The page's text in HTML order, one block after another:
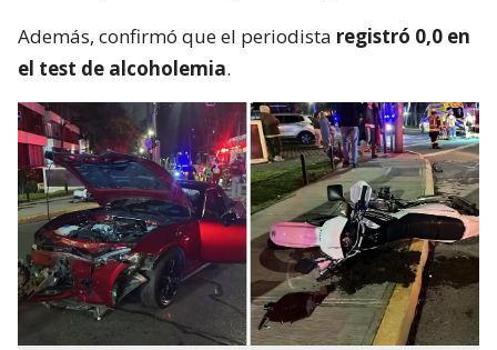
Además, confirmó que el periodista registró 0,0 en
el test de alcoholemia.